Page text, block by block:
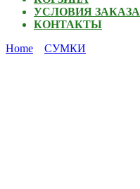
УСЛОВИЯ ЗАКАЗА
КОНТАКТЫ
Home
СУМКИ